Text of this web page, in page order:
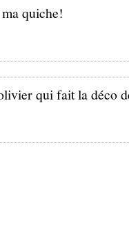
quiche!
qui fait la déco